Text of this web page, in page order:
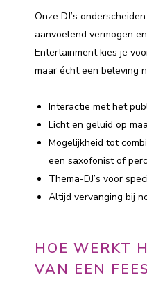
Onze DJ’s
aanvoelend vermogen
Entertainment kies je
maar écht een beleving
Interactie met het
Licht en geluid op
Mogelijkheid tot
een saxofonist of
Thema-DJ’s voor
Altijd vervanging bij
HOE WERKT
VAN EEN